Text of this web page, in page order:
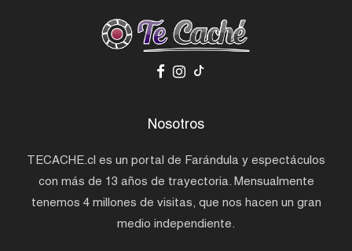
Nosotros
TECACHE.cl es un portal de Farándula y espectáculos
con más de 13 años de trayectoria. Mensualmente
tenemos 4 millones de visitas, que nos hacen un gran
medio independiente.